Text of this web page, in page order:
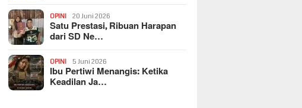
OPINI 20 Juni 2026
Satu Prestasi, Ribuan Harapan
dari SD Ne…
OPINI 5 Juni 2026
Ibu Pertiwi Menangis: Ketika
Keadilan Ja…